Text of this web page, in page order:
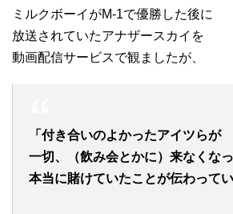
ミルクボーイがM-1で優勝した後に
放送されていたアナザースカイを
動画配信サービスで観ましたが、
「付き合いのよかったアイツらが
一切、（飲み会とかに）来なくなっ
本当に賭けていたことが伝わってい